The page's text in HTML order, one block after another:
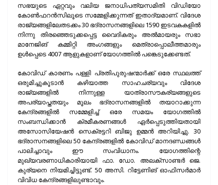
സഭയുടെ ഏറ്റവും വലിയ ജനാധിപത്യസമിതി വിഡിയോ
കോൺഫറൻസിലൂടെ സമ്മേളിക്കുന്നത് ഇതാദ്യമാണ്. വിദേശ
രാജ്യങ്ങളിലേതടക്കം 30 ഭദ്രാസനങ്ങളിലെ 1590 ഇടവകകളിൽ
നിന്നു തിരഞ്ഞെടുക്കപ്പെട്ട വൈദികരും അൽമായരും സഭാ
മാനേജിങ് കമ്മിറ്റി അംഗങ്ങളും മെത്രാപ്പൊലീത്തമാരും
ഉൾപ്പെടെ 4007 ആളുകളാണ് യോഗത്തിൽ പങ്കെടുക്കേണ്ടത്.
കോവിഡ് കാരണം പള്ളി പ്രതിപുരുഷന്മാർക്ക് ഒരേ സ്ഥലത്ത്
ഒരുമിച്ചുകൂടാൻ കഴിയാത്ത സാഹചര്യവും വിദേശ
രാജ്യങ്ങളിൽ നിന്നുള്ള യാത്രാസൗകര്യങ്ങളുടെ
അപര്യാപ്തതയും മൂലം ഭദ്രാസനങ്ങളിൽ തയാറാക്കുന്ന
കേന്ദ്രങ്ങളിൽ സമ്മേളിച്ച് ഒരേ സമയം യോഗത്തിൽ
സംബന്ധിക്കാൻ ക്രമീകരണങ്ങൾ ഏർപ്പെടുത്തിയതായി
അസോസിയേഷൻ സെക്രട്ടറി ബിജു ഉമ്മൻ അറിയിച്ചു. 30
ഭദ്രാസനങ്ങളിലെ 50 കേന്ദ്രങ്ങളിൽ കോവിഡ് മാനദണ്ഡങ്ങൾ
പാലിച്ചാവും ഈ സംവിധാനം. യോഗത്തിന്റെ
മുഖ്യവരണാധികാരിയായി ഫാ. ഡോ. അലക്സാണ്ടർ ജെ.
കുര്യനെ നിയമിച്ചിട്ടുണ്ട്. 50 അസി. റിട്ടേണിങ് ഓഫിസർമാർ
വിവിധ കേന്ദ്രങ്ങളിലുണ്ടാവും.